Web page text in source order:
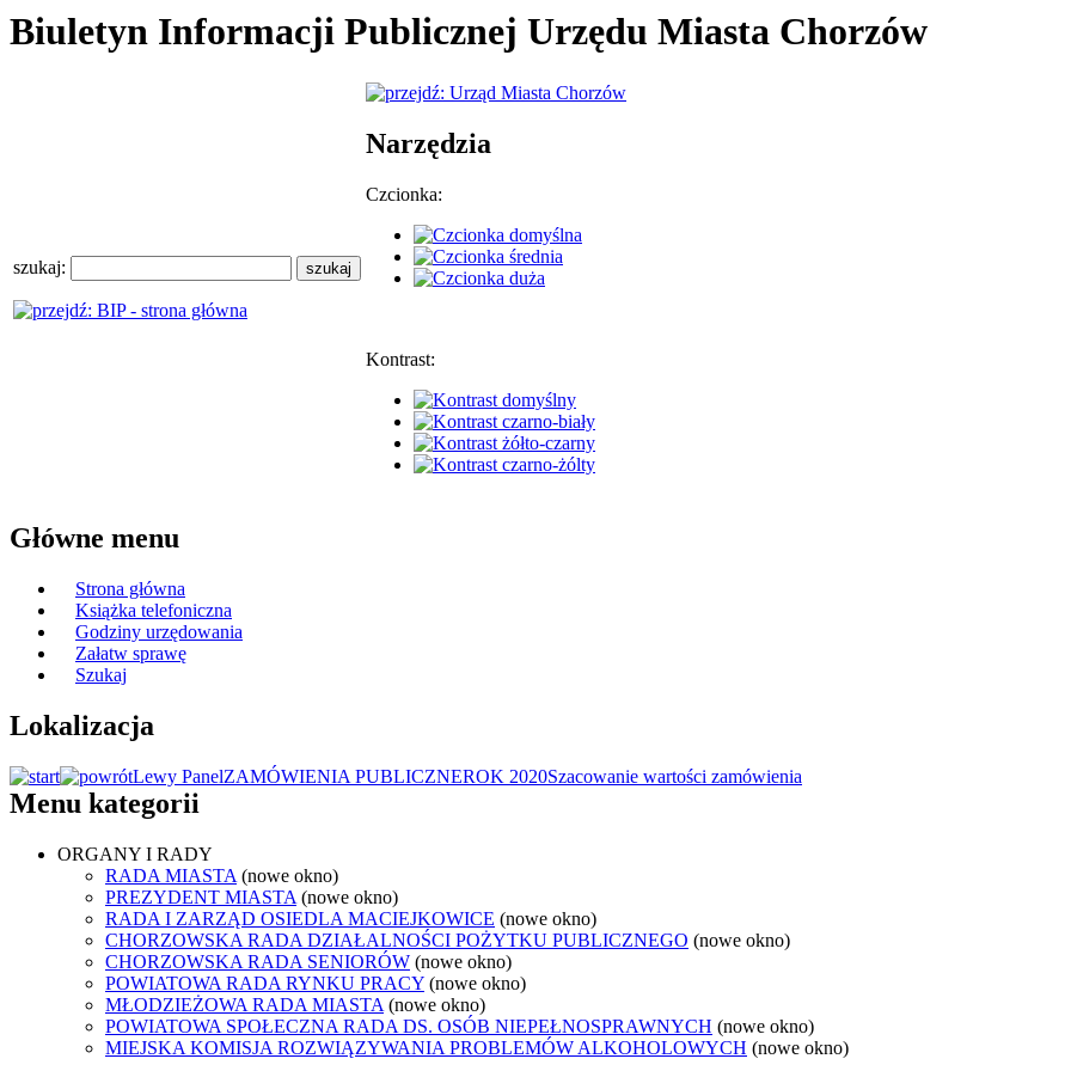
Biuletyn Informacji Publicznej Urzędu Miasta Chorzów
szukaj:
Narzędzia
Czcionka:
Kontrast:
Główne menu
Strona główna
Książka telefoniczna
Godziny urzędowania
Załatw sprawę
Szukaj
Lokalizacja
Lewy PanelZAMÓWIENIA PUBLICZNEROK 2020Szacowanie wartości zamówienia
Menu kategorii
ORGANY I RADY
RADA MIASTA (nowe okno)
PREZYDENT MIASTA (nowe okno)
RADA I ZARZĄD OSIEDLA MACIEJKOWICE (nowe okno)
CHORZOWSKA RADA DZIAŁALNOŚCI POŻYTKU PUBLICZNEGO (nowe okno)
CHORZOWSKA RADA SENIORÓW (nowe okno)
POWIATOWA RADA RYNKU PRACY (nowe okno)
MŁODZIEŻOWA RADA MIASTA (nowe okno)
POWIATOWA SPOŁECZNA RADA DS. OSÓB NIEPEŁNOSPRAWNYCH (nowe okno)
MIEJSKA KOMISJA ROZWIĄZYWANIA PROBLEMÓW ALKOHOLOWYCH (nowe okno)